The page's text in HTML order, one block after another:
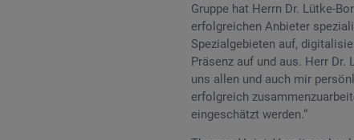
Gruppe hat Herrn Dr. Lütke-
erfolgreichen Anbieter
Spezialgebieten auf,
Präsenz auf und aus. Herr
uns allen und auch mir
erfolgreich
eingeschätzt werden.“